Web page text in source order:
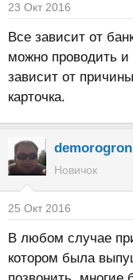
23 Окт 2016
Все зависит от
можно проводить и
зависит от
карточка.
demorogron
Новичок
25 Окт 2016
В любом случае
котором была